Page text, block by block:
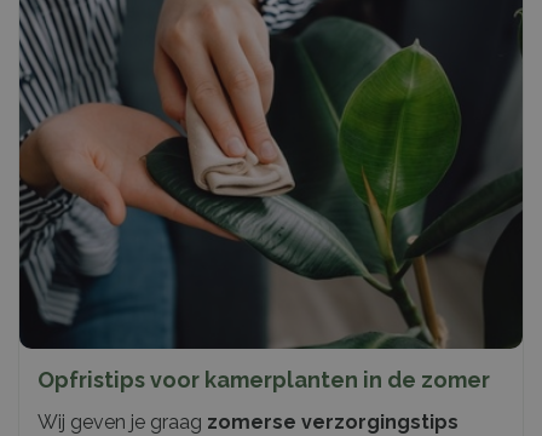
Opfristips voor kamerplanten in de zomer
Wij geven je graag zomerse verzorgingstips